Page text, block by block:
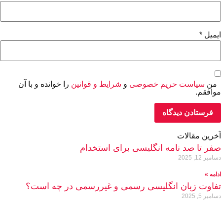
ایمیل *
من سیاست حریم خصوصی و شرایط و قوانین را خوانده و با آن
موافقم.
آخرین مقالات
صفر تا صد نامه انگلیسی برای استخدام
دسامبر 12, 2025
ادامه »
تفاوت زبان انگلیسی رسمی و غیررسمی در چه است؟
دسامبر 5, 2025